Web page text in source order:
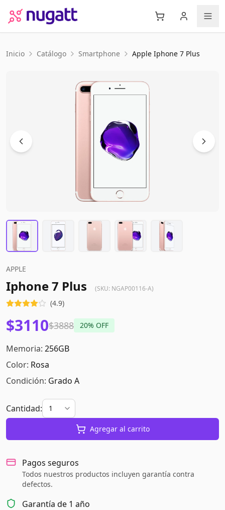
Inicio Catálogo Smartphone Apple Iphone 7 Plus
APPLE
Iphone 7 Plus (SKU: NGAP00116-A)
(4.9)
$3110$3888 20% OFF
Memoria: 256GB
Color: Rosa
Condición: Grado A
Cantidad:
Agregar al carrito
Pagos seguros
Todos nuestros productos incluyen garantía contra
defectos.
Garantía de 1 año